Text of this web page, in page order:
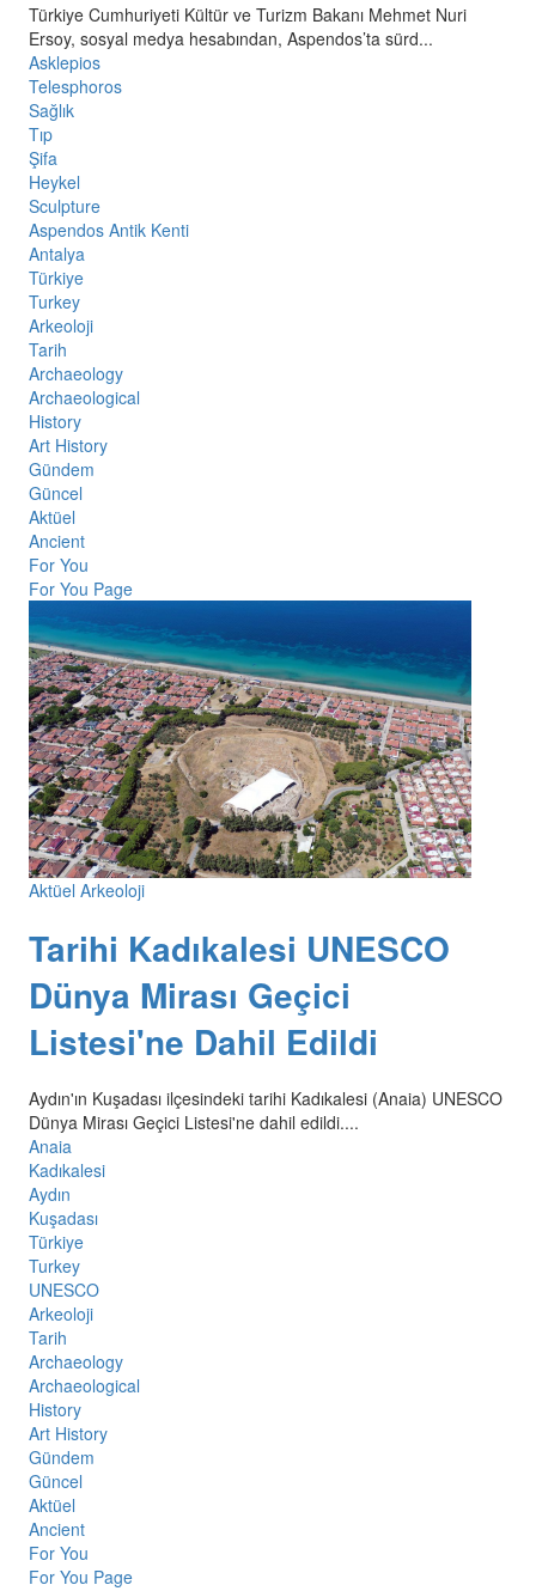
Türkiye Cumhuriyeti Kültür ve Turizm Bakanı Mehmet Nuri
Ersoy, sosyal medya hesabından, Aspendos’ta sürd...
Asklepios
Telesphoros
Sağlık
Tıp
Şifa
Heykel
Sculpture
Aspendos Antik Kenti
Antalya
Türkiye
Turkey
Arkeoloji
Tarih
Archaeology
Archaeological
History
Art History
Gündem
Güncel
Aktüel
Ancient
For You
For You Page
Aktüel Arkeoloji
Tarihi Kadıkalesi UNESCO
Dünya Mirası Geçici
Listesi'ne Dahil Edildi
Aydın'ın Kuşadası ilçesindeki tarihi Kadıkalesi (Anaia) UNESCO
Dünya Mirası Geçici Listesi'ne dahil edildi....
Anaia
Kadıkalesi
Aydın
Kuşadası
Türkiye
Turkey
UNESCO
Arkeoloji
Tarih
Archaeology
Archaeological
History
Art History
Gündem
Güncel
Aktüel
Ancient
For You
For You Page